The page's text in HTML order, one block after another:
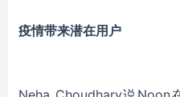
疫情带来潜在用户